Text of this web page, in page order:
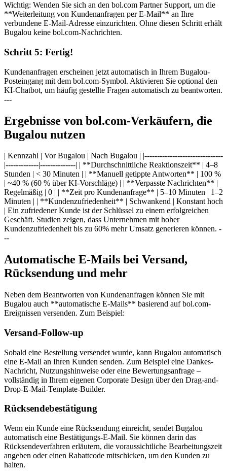
Wichtig: Wenden Sie sich an den bol.com Partner Support, um die
**Weiterleitung von Kundenanfragen per E-Mail** an Ihre
verbundene E-Mail-Adresse einzurichten. Ohne diesen Schritt erhält
Bugalou keine bol.com-Nachrichten.
Schritt 5: Fertig!
Kundenanfragen erscheinen jetzt automatisch in Ihrem Bugalou-
Posteingang mit dem bol.com-Symbol. Aktivieren Sie optional den
KI-Chatbot, um häufig gestellte Fragen automatisch zu beantworten.
---
Ergebnisse von bol.com-Verkäufern, die
Bugalou nutzen
| Kennzahl | Vor Bugalou | Nach Bugalou | |-------------------------------
|-------------|--------------| | **Durchschnittliche Reaktionszeit** | 4–8
Stunden | < 30 Minuten | | **Manuell getippte Antworten** | 100 %
| ~40 % (60 % über KI-Vorschläge) | | **Verpasste Nachrichten** |
Regelmäßig | 0 | | **Zeit pro Kundenanfrage** | 5–10 Minuten | 1–2
Minuten | | **Kundenzufriedenheit** | Schwankend | Konstant hoch
| Ein zufriedener Kunde ist der Schlüssel zu einem erfolgreichen
Geschäft. Studien zeigen, dass Unternehmen mit hoher
Kundenzufriedenheit bis zu 60% mehr Umsatz generieren können. -
--
Automatische E-Mails bei Versand,
Rücksendung und mehr
Neben dem Beantworten von Kundenanfragen können Sie mit
Bugalou auch **automatische E-Mails** basierend auf bol.com-
Ereignissen versenden. Zum Beispiel:
Versand-Follow-up
Sobald eine Bestellung versendet wurde, kann Bugalou automatisch
eine E-Mail an Ihren Kunden senden. Zum Beispiel eine Dankes-
Nachricht, Nutzungshinweise oder eine Bewertungsanfrage –
vollständig in Ihrem eigenen Corporate Design über den Drag-and-
Drop-E-Mail-Template-Builder.
Rücksendebestätigung
Wenn ein Kunde eine Rücksendung einreicht, sendet Bugalou
automatisch eine Bestätigungs-E-Mail. Sie können darin das
Rücksendeverfahren erläutern, die voraussichtliche Bearbeitungszeit
angeben oder einen Rabattcode mitschicken, um den Kunden zu
halten.